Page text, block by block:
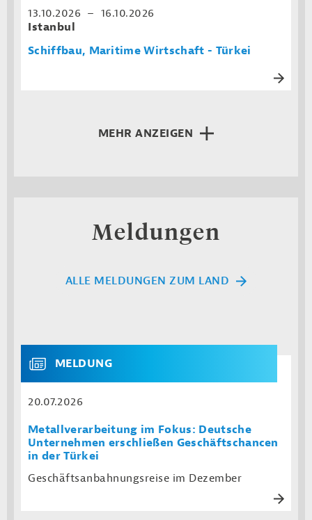
13.10.2026 – 16.10.2026
Istanbul
Schiffbau, Maritime Wirtschaft - Türkei
MEHR ANZEIGEN
Meldungen
ALLE MELDUNGEN ZUM LAND
MELDUNG
20.07.2026
Metallverarbeitung im Fokus: Deutsche
Unternehmen erschließen Geschäftschancen
in der Türkei
Geschäftsanbahnungsreise im Dezember